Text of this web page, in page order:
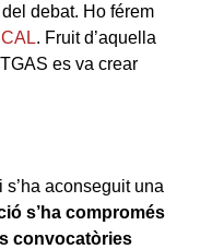
debat. Ho férem
. Fruit d’aquella
es va crear
aconseguit una
s’ha compromés
convocatòries